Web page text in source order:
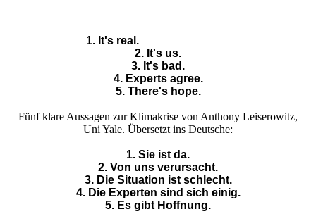
1. It's real.
2. It's us.
3. It's bad.
4. Experts agree.
5. There's hope.
Fünf klare Aussagen zur Klimakrise von Anthony Leiserowitz,
Uni Yale. Übersetzt ins Deutsche:
1. Sie ist da.
2. Von uns verursacht.
3. Die Situation ist schlecht.
4. Die Experten sind sich einig.
5. Es gibt Hoffnung.